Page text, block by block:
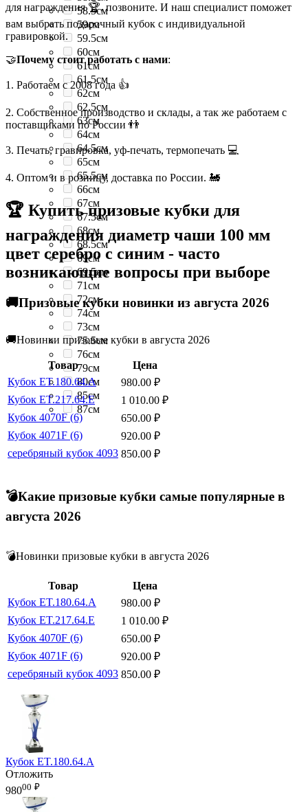
58.5см
59см
59.5см
60см
61см
61.5см
62см
62.5см
63см
64см
64.5см
65см
65.5см
66см
67см
67.5см
68см
68.5см
69см
69.5см
71см
72см
74см
73см
75.5см
76см
79см
80см
85см
87см
для награждения 🏆, позвоните. И наш специалист поможет
вам выбрать подарочный кубок с индивидуальной
гравировкой.
🤝Почему стоит работать с нами:
1. Работаем с 2008 года 👍
2. Собственное производство и склады, а так же работаем с
поставщиками по России 👬
3. Печать, гравировка, уф-печать, термопечать 💻
4. Оптом и в розницу, доставка по России. 🚂
🏆 Купить призовые кубки для
награждения диаметр чаши 100 мм
цвет серебро с синим - часто
возникающие вопросы при выборе
🚚Призовые кубки новинки из августа 2026
🚚Новинки призовые кубки в августа 2026
Товар
Цена
Кубок ET.180.64.A
980.00 ₽
Кубок ET.217.64.E
1 010.00 ₽
Кубок 4070F (6)
650.00 ₽
Кубок 4071F (6)
920.00 ₽
серебряный кубок 4093 850.00 ₽
💣Какие призовые кубки самые популярные в
августа 2026
💣Новинки призовые кубки в августа 2026
Товар
Цена
Кубок ET.180.64.A
980.00 ₽
Кубок ET.217.64.E
1 010.00 ₽
Кубок 4070F (6)
650.00 ₽
Кубок 4071F (6)
920.00 ₽
серебряный кубок 4093 850.00 ₽
Кубок ET.180.64.A
Отложить
98000 ₽